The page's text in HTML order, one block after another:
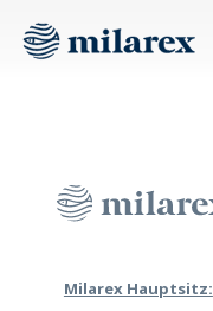
Milarex Hauptsitz: